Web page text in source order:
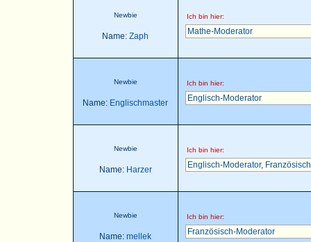
Newbie
Name: Zaph
Ich bin hier:
Mathe-Moderator
Newbie
Name: Englischmaster
Ich bin hier:
Englisch-Moderator
Newbie
Name: Harzer
Ich bin hier:
Englisch-Moderator,
Newbie
Name: mellek
Ich bin hier:
Französisch-Moderator